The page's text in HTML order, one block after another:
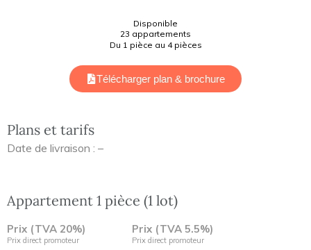
Disponible
23 appartements
Du 1 pièce au 4 pièces
Télécharger plan & brochure
Plans et tarifs
Date de livraison : –
Appartement 1 pièce (1 lot)
Prix (TVA 20%)
Prix direct promoteur
Prix (TVA 5.5%)
Prix direct promoteur